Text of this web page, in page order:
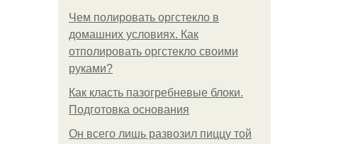
Чем полировать оргстекло в
домашних условиях. Как
отполировать оргстекло своими
руками?
Как класть пазогребневые блоки.
Подготовка основания
Он всего лишь развозил пиццу той